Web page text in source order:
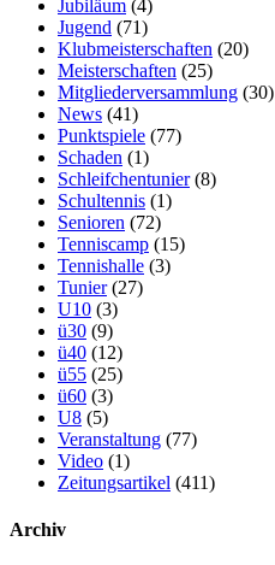
Jubiläum (4)
Jugend (71)
Klubmeisterschaften (20)
Meisterschaften (25)
Mitgliederversammlung (30)
News (41)
Punktspiele (77)
Schaden (1)
Schleifchentunier(8)
Schultennis (1)
Senioren (72)
Tenniscamp (15)
Tennishalle (3)
Tunier(27)
U10 (3)
ü30 (9)
ü40 (12)
ü55 (25)
ü60 (3)
U8 (5)
Veranstaltung (77)
Video (1)
Zeitungsartikel (411)
Archiv